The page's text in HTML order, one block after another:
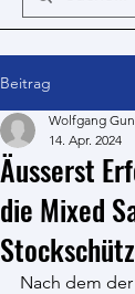
Beitrag
Äusserst
die Mixed
Wolfgang
14. Apr. 2024
Nach dem